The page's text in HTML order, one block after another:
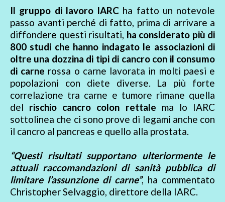
Il gruppo di lavoro IARC ha fatto un notevole
passo avanti perché di fatto, prima di arrivare a
diffondere questi risultati, ha considerato più di
800 studi che hanno indagato le associazioni di
oltre una dozzina di tipi di cancro con il consumo
di carne rossa o carne lavorata in molti paesi e
popolazioni con diete diverse. La più forte
correlazione tra carne e tumore rimane quella
del rischio cancro colon rettale ma lo IARC
sottolinea che ci sono prove di legami anche con
il cancro al pancreas e quello alla prostata.
“Questi risultati supportano ulteriormente le
attuali raccomandazioni di sanità pubblica di
limitare l’assunzione di carne”, ha commentato
Christopher Selvaggio, direttore della IARC.